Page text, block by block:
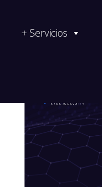
+ Servicios